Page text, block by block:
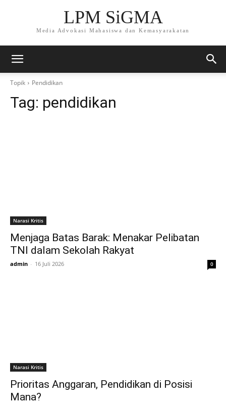
LPM SiGMA
Media Advokasi Mahasiswa dan Kemasyarakatan
Topik Pendidikan
Tag: pendidikan
Narasi Kritis
Menjaga Batas Barak: Menakar Pelibatan
TNI dalam Sekolah Rakyat
admin - 16 Juli 2026 0
Narasi Kritis
Prioritas Anggaran, Pendidikan di Posisi
Mana?